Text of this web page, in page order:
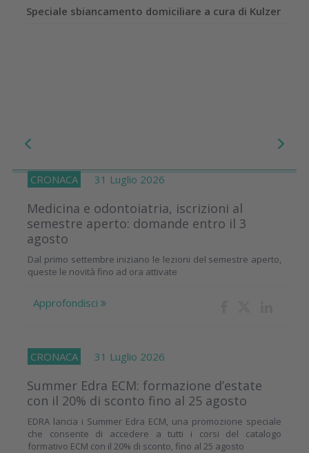
Speciale sbiancamento domiciliare a cura di Kulzer
CRONACA 31 Luglio 2026
Medicina e odontoiatria, iscrizioni al
semestre aperto: domande entro il 3
agosto
Dal primo settembre iniziano le lezioni del semestre aperto,
queste le novità fino ad ora attivate
Approfondisci
CRONACA 31 Luglio 2026
Summer Edra ECM: formazione d’estate
con il 20% di sconto fino al 25 agosto
EDRA lancia i Summer Edra ECM, una promozione speciale
che consente di accedere a tutti i corsi del catalogo
formativo ECM con il 20% di sconto, fino al 25 agosto